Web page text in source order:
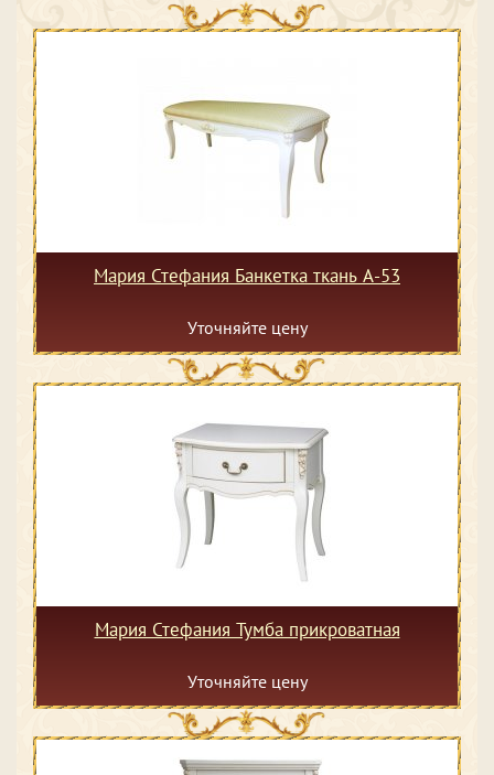
Мария Стефания Банкетка ткань А-53
Уточняйте цену
Мария Стефания Тумба прикроватная
Уточняйте цену